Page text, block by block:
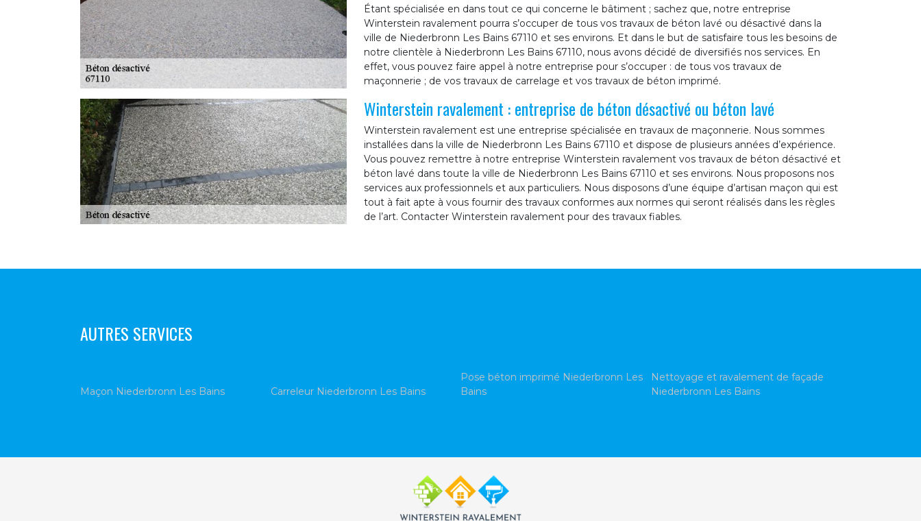
Étant spécialisée en dans tout ce qui concerne le bâtiment ; sachez que, notre entreprise
Winterstein ravalement pourra s’occuper de tous vos travaux de béton lavé ou désactivé dans la
ville de Niederbronn Les Bains 67110 et ses environs. Et dans le but de satisfaire tous les besoins de
notre clientèle à Niederbronn Les Bains 67110, nous avons décidé de diversifiés nos services. En
effet, vous pouvez faire appel à notre entreprise pour s’occuper : de tous vos travaux de
maçonnerie ; de vos travaux de carrelage et vos travaux de béton imprimé.
Winterstein ravalement : entreprise de béton désactivé ou béton lavé
Winterstein ravalement est une entreprise spécialisée en travaux de maçonnerie. Nous sommes
installées dans la ville de Niederbronn Les Bains 67110 et dispose de plusieurs années d’expérience.
Vous pouvez remettre à notre entreprise Winterstein ravalement vos travaux de béton désactivé et
béton lavé dans toute la ville de Niederbronn Les Bains 67110 et ses environs. Nous proposons nos
services aux professionnels et aux particuliers. Nous disposons d’une équipe d’artisan maçon qui est
tout à fait apte à vous fournir des travaux conformes aux normes qui seront réalisés dans les règles
de l’art. Contacter Winterstein ravalement pour des travaux fiables.
AUTRES SERVICES
Maçon Niederbronn Les Bains Carreleur Niederbronn Les Bains
Pose béton imprimé Niederbronn Les
Bains
Nettoyage et ravalement de façade
Niederbronn Les Bains